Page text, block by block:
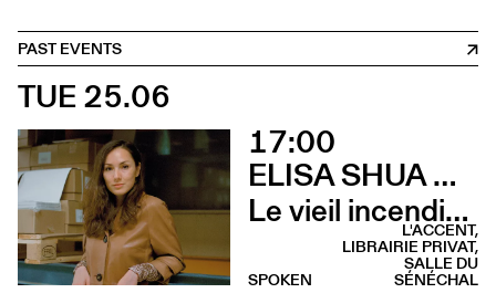
PAST EVENTS
TUE 25.06
17:00
ELISA SHUA DUSAPIN
Le vieil incendie (Rencontre - Librairie Privat)
L'ACCENT,
LIBRAIRIE PRIVAT,
SALLE DU
SÉNÉCHAL
SPOKEN